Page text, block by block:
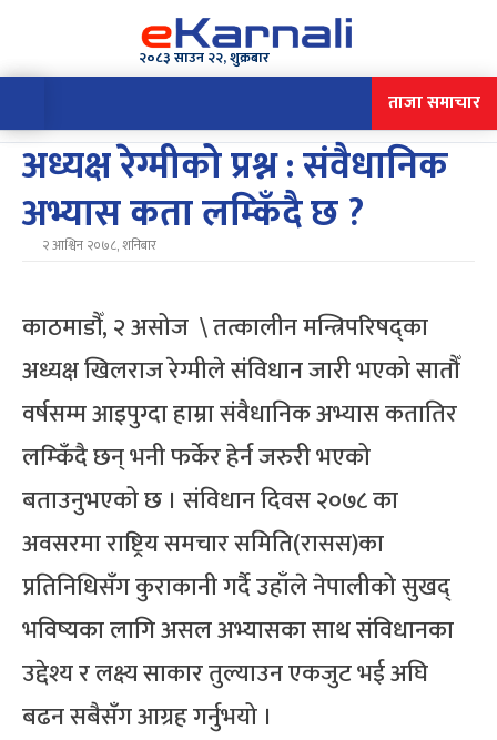
२०८३ साउन २२, शुक्रबार
ताजा समाचार
अध्यक्ष रेग्मीको प्रश्न : संवैधानिक
अभ्यास कता लम्किँदै छ ?
२ आश्विन २०७८, शनिबार
काठमाडौँ, २ असोज \ तत्कालीन मन्त्रिपरिषद्का
अध्यक्ष खिलराज रेग्मीले संविधान जारी भएको सातौँ
वर्षसम्म आइपुग्दा हाम्रा संवैधानिक अभ्यास कतातिर
लम्किँदै छन् भनी फर्केर हेर्न जरुरी भएको
बताउनुभएको छ । संविधान दिवस २०७८ का
अवसरमा राष्ट्रिय समचार समिति(रासस)का
प्रतिनिधिसँग कुराकानी गर्दै उहाँले नेपालीको सुखद्
भविष्यका लागि असल अभ्यासका साथ संविधानका
उद्देश्य र लक्ष्य साकार तुल्याउन एकजुट भई अघि
बढन सबैसँग आग्रह गर्नुभयो ।